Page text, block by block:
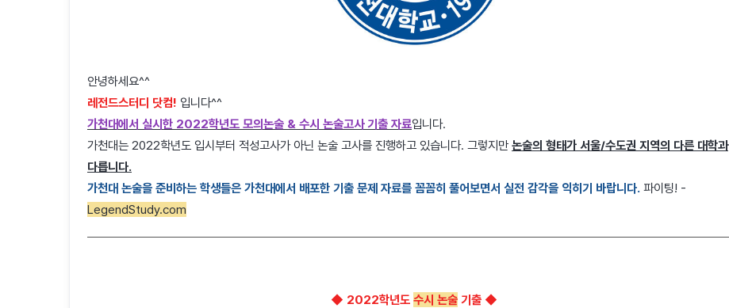
안녕하세요^^
레전드스터디 닷컴! 입니다^^
가천대에서 실시한 2022학년도 모의논술 & 수시 논술고사 기출 자료입니다.
가천대는 2022학년도 입시부터 적성고사가 아닌 논술 고사를 진행하고 있습니다. 그렇지만 논술의 형태가 서울/수도권 지역의 다른 대학과
다릅니다.
가천대 논술을 준비하는 학생들은 가천대에서 배포한 기출 문제 자료를 꼼꼼히 풀어보면서 실전 감각을 익히기 바랍니다. 파이팅! -
LegendStudy.com
◆ 2022학년도 수시 논술 기출 ◆